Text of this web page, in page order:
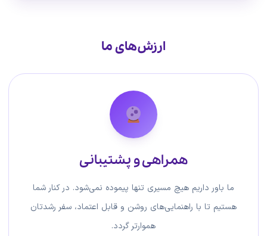
ارزش‌های ما
همراهی و پشتیبانی
ما باور داریم هیچ مسیری تنها پیموده نمی‌شود. در کنار شما
هستیم تا با راهنمایی‌های روشن و قابل اعتماد، سفر رشدتان
هموارتر گردد.